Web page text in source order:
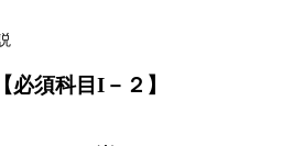
必須科目I－２】